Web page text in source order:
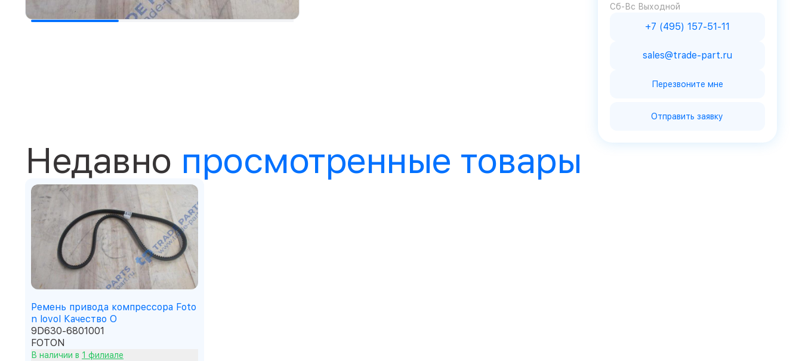
Сб-Вс Выходной
+7 (495) 157-51-11
sales@trade-part.ru
Перезвоните мне
Отправить заявку
Недавно просмотренные товары
Ремень привода компрессора Foto
n lovol Качество О
9D630-6801001
FOTON
В наличии в 1 филиале